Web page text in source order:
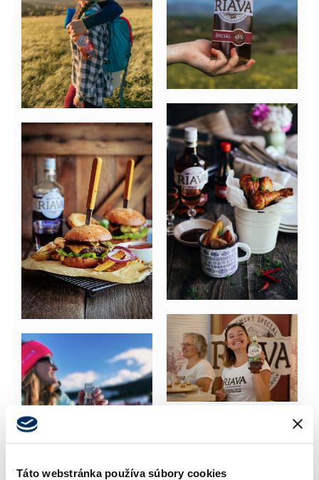
Táto webstránka používa súbory cookies